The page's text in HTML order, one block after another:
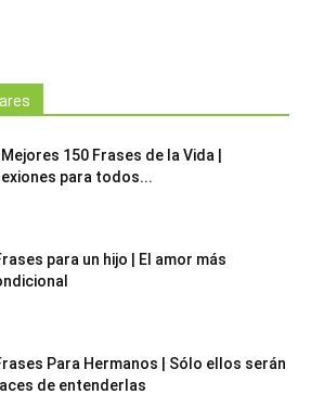
Mejores 150 Frases de la Vida |
para todos...
para un hijo | El amor más
Para Hermanos | Sólo ellos serán
de entenderlas